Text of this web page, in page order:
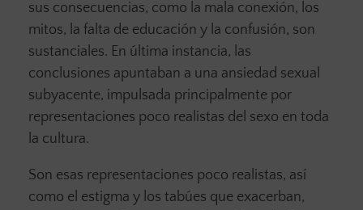
sus consecuencias, como la mala conexión, los
mitos, la falta de educación y la confusión, son
sustanciales. En última instancia, las
conclusiones apuntaban a una ansiedad sexual
subyacente, impulsada principalmente por
representaciones poco realistas del sexo en toda
la cultura.
Son esas representaciones poco realistas, así
como el estigma y los tabúes que exacerban,